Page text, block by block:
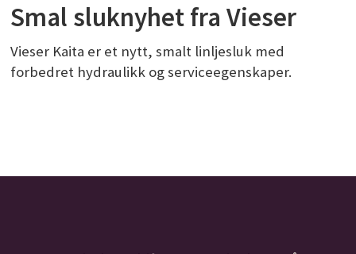
Smal sluknyhet fra Vieser
Vieser Kaita er et nytt, smalt linljesluk med
forbedret hydraulikk og serviceegenskaper.